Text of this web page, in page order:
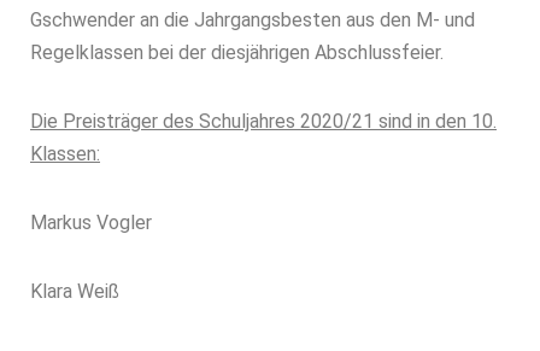
Gschwender an die Jahrgangsbesten aus den M- und
Regelklassen bei der diesjährigen Abschlussfeier.
Die Preisträger des Schuljahres 2020/21 sind in den 10.
Klassen:
Markus Vogler
Klara Weiß